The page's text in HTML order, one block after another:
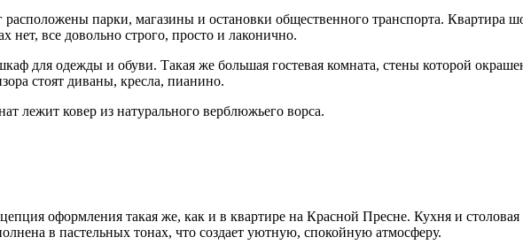
парки, магазины и остановки общественного транспорта. Квартира
все довольно строго, просто и лаконично.
для одежды и обуви. Такая же большая гостевая комната, стены которой
стоят диваны, кресла, пианино.
лежит ковер из натурального верблюжьего ворса.
оформления такая же, как и в квартире на Красной Пресне. Кухня и
в пастельных тонах, что создает уютную, спокойную атмосферу.